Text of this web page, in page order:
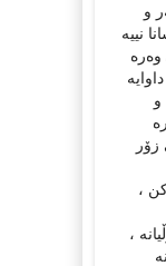
و
نییە
وەرە
و
زۆر
،
،